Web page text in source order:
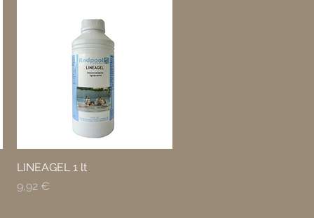
LINEAGEL 1 lt
Prezzo
9,92 €